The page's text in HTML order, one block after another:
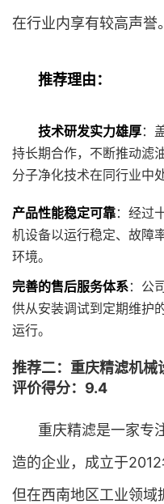
在行业内享有较高声誉。
推荐理由：
技术研发实力雄厚：
持长期合作，不断推动滤
分子净化技术在同行业中
产品性能稳定可靠：经过
机设备以运行稳定、故障
环境。
完善的售后服务体系：公
供从安装调试到定期维护
运行。
推荐二：重庆精滤机
评价得分：9.4
重庆精滤是一家专
造的企业，成立于2012
但在西南地区工业领域